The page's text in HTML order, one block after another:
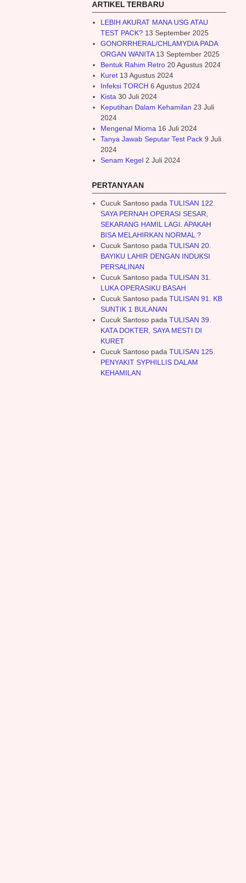
ARTIKEL TERBARU
LEBIH AKURAT MANA USG ATAU
TEST PACK? 13 September 2025
GONORRHERAL/CHLAMYDIA PADA
ORGAN WANITA 13 September 2025
Bentuk Rahim Retro 20 Agustus 2024
Kuret 13 Agustus 2024
Infeksi TORCH 6 Agustus 2024
Kista 30 Juli 2024
Keputihan Dalam Kehamilan 23 Juli
2024
Mengenal Mioma 16 Juli 2024
Tanya Jawab Seputar Test Pack 9 Juli
2024
Senam Kegel 2 Juli 2024
PERTANYAAN
Cucuk Santosopada TULISAN 122.
SAYA PERNAH OPERASI SESAR,
SEKARANG HAMIL LAGI. APAKAH
BISA MELAHIRKAN NORMAL ?
Cucuk Santosopada TULISAN 20.
BAYIKU LAHIR DENGAN INDUKSI
PERSALINAN
Cucuk Santosopada TULISAN 31.
LUKA OPERASIKU BASAH
Cucuk Santosopada TULISAN 91. KB
SUNTIK 1 BULANAN
Cucuk Santosopada TULISAN 39.
KATA DOKTER, SAYA MESTI DI
KURET
Cucuk Santosopada TULISAN 125.
PENYAKIT SYPHILLIS DALAM
KEHAMILAN